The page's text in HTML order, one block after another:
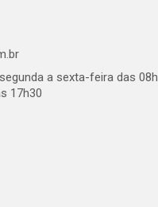
a sexta-feira das 08h
17h30